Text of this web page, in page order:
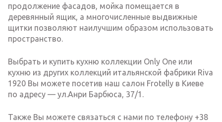
продолжение фасадов, мойка помещается в
деревянный ящик, а многочисленные выдвижные
щитки позволяют наилучшим образом использовать
пространство.
Выбрать и купить кухню коллекции Only One или
кухню из других коллекций итальянской фабрики Riva
1920 Вы можете посетив наш салон Frotelly в Киеве
по адресу — ул.Анри Барбюса, 37/1.
Также Вы можете связаться с нами по телефону +38